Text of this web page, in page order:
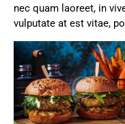
nec quam laoreet, in
vulputate at est vitae,